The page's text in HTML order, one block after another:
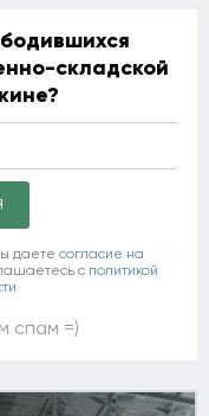
складской
даете согласие на
c политикой
спам =)